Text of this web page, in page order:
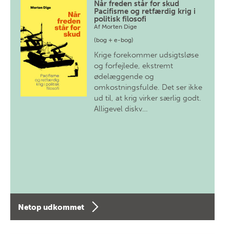
Når freden står for skud
Pacifisme og retfærdig krig i
politisk filosofi
Af Morten Dige
(bog + e-bog)
Krige forekommer udsigtsløse
og forfejlede, ekstremt
ødelæggende og
omkostningsfulde. Det ser ikke
ud til, at krig virker særlig godt.
Alligevel diskv…
Netop udkommet